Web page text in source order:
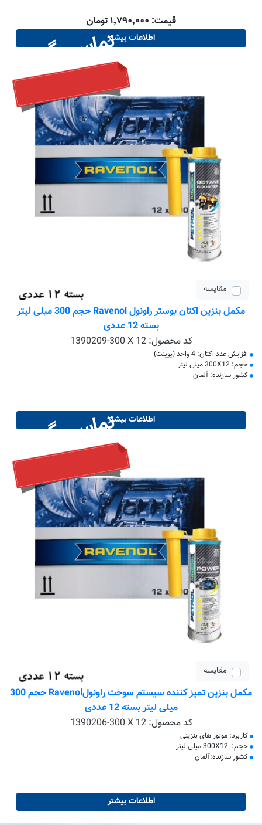
قیمت: ۱٬۷۹۰٬۰۰۰ تومان
اطلاعات بیشترتماس بگیرید
مقایسه
مکمل بنزین اکتان بوستر راونول Ravenol حجم 300 میلی لیتر
بسته 12 عددی
کد محصول:1390209-300 X 12
افزایش عدد اکتان: 4 واحد (پوینت)
حجم: 300X12 میلی لیتر
کشور سازنده: آلمان
اطلاعات بیشترتماس بگیرید
مقایسه
مکمل بنزین تمیز کننده سیستم سوخت راونولRavenol حجم 300
میلی لیتر بسته 12 عددی
کد محصول:1390206-300 X 12
کاربرد: موتور های بنزینی
حجم: 300X12 میلی لیتر
کشور سازنده:آلمان
اطلاعات بیشتر